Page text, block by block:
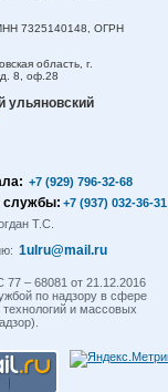
7325140148, ОГРН
область, г.
8, оф.28
ульяновский
+7 (929) 796-32-68
службы: +7 (937) 032-36-31
Т.С.
1ulru@mail.ru
– 68081 от 21.12.2016
по надзору в сфере
и массовых